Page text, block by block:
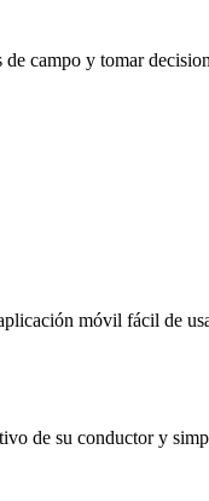
campo y tomar
móvil fácil de
de su conductor y